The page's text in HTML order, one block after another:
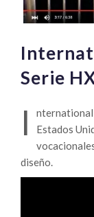
Serie
I
nternational
Estados
diseño.